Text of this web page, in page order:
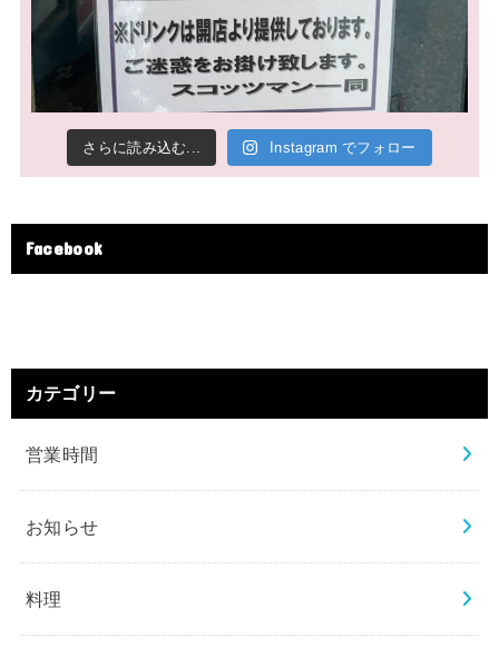
さらに読み込む... Instagram でフォロー
Facebook
カテゴリー
営業時間
お知らせ
料理